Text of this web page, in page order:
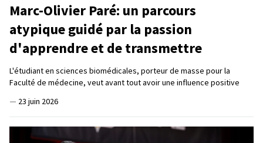
Marc-Olivier Paré: un parcours
atypique guidé par la passion
d'apprendre et de transmettre
L'étudiant en sciences biomédicales, porteur de masse pour la
Faculté de médecine, veut avant tout avoir une influence positive
— 23 juin 2026